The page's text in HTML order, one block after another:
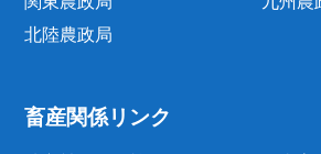
北陸農政局
畜産関係リンク